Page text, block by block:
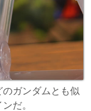
のガンダムとも似
だ。